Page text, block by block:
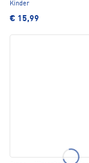
Kinder
€ 15,99